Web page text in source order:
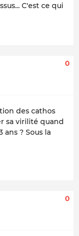
C'est ce qui
0
des cathos
sa virilité quand
? Sous la
0